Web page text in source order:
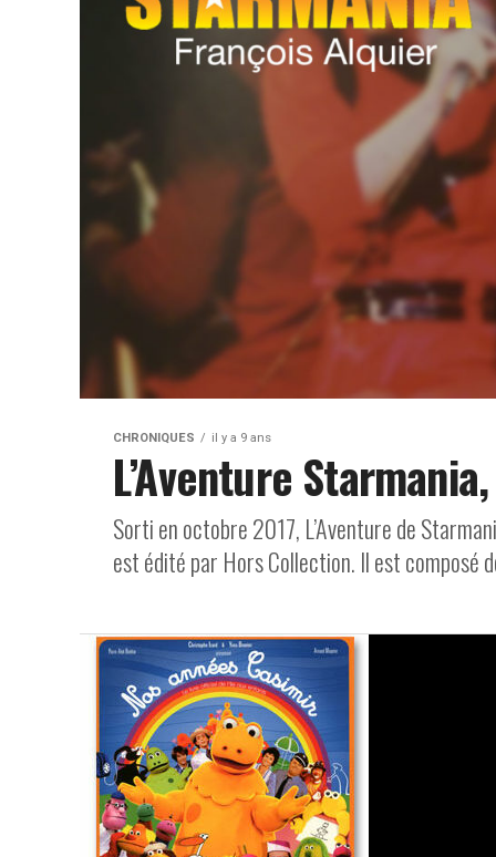
CHRONIQUES il y a 9 ans
L’Aventure
Sorti en octobre 2017, L’Aventure de
est édité par Hors Collection. Il est composé